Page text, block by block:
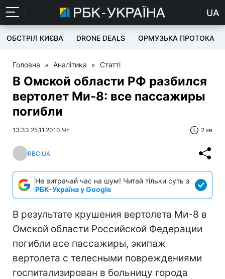
UA
ОБСТРІЛ КИЄВА DRONE DEALS ОРМУЗЬКА ПРОТОКА
Головна » Аналітика » Статті
В Омской области РФ разбился
вертолет Ми-8: все пассажиры
погибли
13:33 25.11.2010 Чт 2 хв
RBC.UA
Не витрачай час на шум! Читай тільки суть з
РБК-Україна у Google
В результате крушения вертолета Ми-8 в
Омской области Российской Федерации
погибли все пассажиры, экипаж
вертолета с телесными повреждениями
госпитализирован в больницу города